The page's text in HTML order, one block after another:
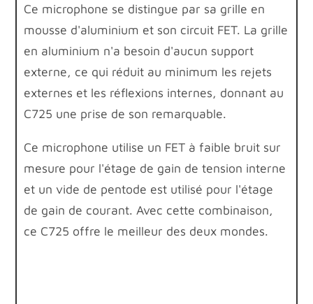
Ce microphone se distingue par sa grille en
mousse d'aluminium et son circuit FET. La grille
en aluminium n'a besoin d'aucun support
externe, ce qui réduit au minimum les rejets
externes et les réflexions internes, donnant au
C725 une prise de son remarquable.
Ce microphone utilise un FET à faible bruit sur
mesure pour l'étage de gain de tension interne
et un vide de pentode est utilisé pour l'étage
de gain de courant. Avec cette combinaison,
ce C725 offre le meilleur des deux mondes.